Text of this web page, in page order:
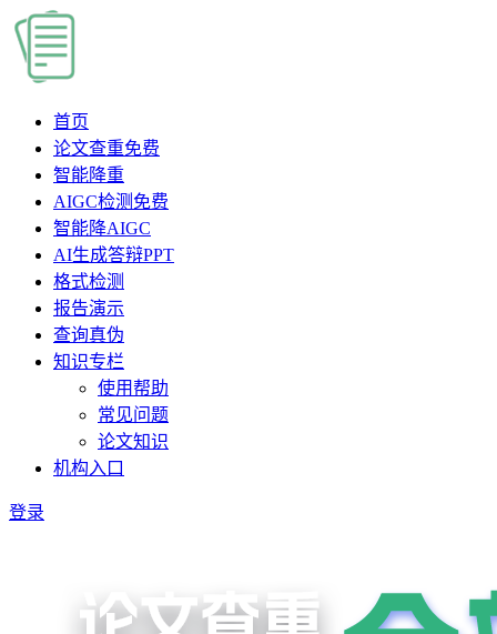
首页
论文查重免费
智能降重
AIGC检测 免费
智能降AIGC
AI生成答辩PPT
格式检测
报告演示
查询真伪
知识专栏
使用帮助
常见问题
论文知识
机构入口
登录